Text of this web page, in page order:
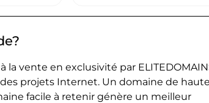
vente en exclusivité par
projets Internet. Un domaine de haute
facile à retenir génère un meilleur